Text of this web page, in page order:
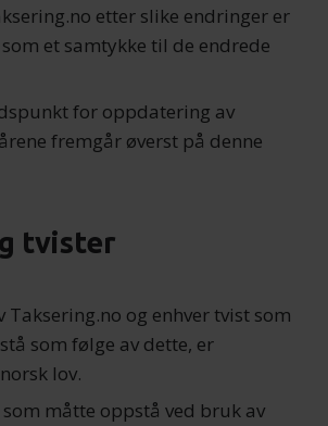
etter slike endringer er
et samtykke til de endrede
for oppdatering av
fremgår øverst på denne
tvister
Taksering.no og enhver tvist som
som følge av dette, er
lov.
som måtte oppstå ved bruk av